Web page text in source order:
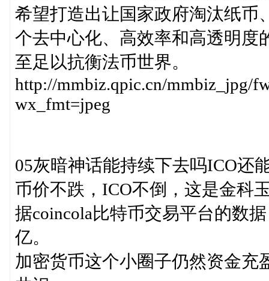
希望打造出让国家政府淘汰纸币
个去中心化、高效率和高透明度
至足以抗衡法币世界。
http://mmbiz.qpic.cn/mmbiz_jpg/
wx_fmt=jpeg
05灰暗神话能持续下去吗ICO还
币价不跌，ICO不倒，这是金科
据coincola比特币交易平台的数
亿。
加密货币这个小圈子仍然资金充